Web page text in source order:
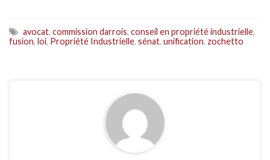
avocat, commission darrois, conseil en propriété industrielle,
fusion, loi, Propriété Industrielle, sénat, unification, zochetto